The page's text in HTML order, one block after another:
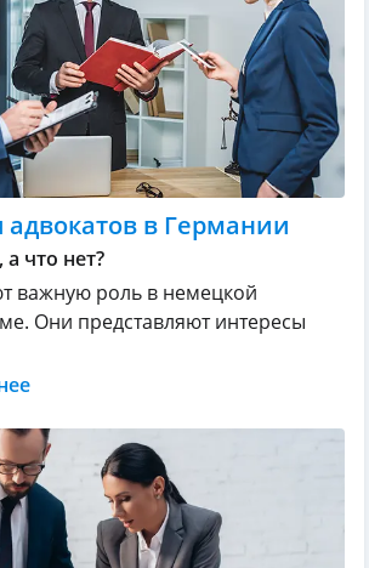
адвокатов в Германии
что нет?
важную роль в немецкой
Они представляют интересы